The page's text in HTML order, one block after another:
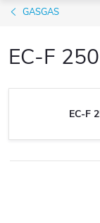
GASGAS
EC-F 250
EC-F